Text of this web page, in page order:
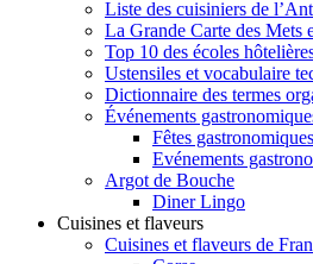
Liste des cuisiniers de
La Grande Carte des Mets
Top 10 des écoles
Ustensiles et vocabulaire
Dictionnaire des termes
Événements
Fêtes
Evénements
Argot de Bouche
Diner Lingo
Cuisines et flaveurs
Cuisines et flaveurs de